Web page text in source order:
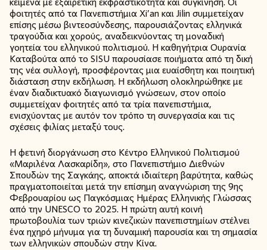
φοιτητές από τα Πανεπιστήμια Xi’an και Jilin συμμετείχαν
επίσης μέσω βιντεοσύνδεσης, παρουσιάζοντας ελληνικά
τραγούδια και χορούς, αναδεικνύοντας τη μοναδική
γοητεία του ελληνικού πολιτισμού. Η καθηγήτρια Ουρανία
Καταβούτα από το SISU παρουσίασε ποιήματα από τη δική
της νέα συλλογή, προσφέροντας μια ευαίσθητη και ποιητική
διάσταση στην εκδήλωση. Η εκδήλωση ολοκληρώθηκε με
έναν διαδικτυακό διαγωνισμό γνώσεων, στον οποίο
συμμετείχαν φοιτητές από τα τρία πανεπιστήμια,
ενισχύοντας με αυτόν τον τρόπο τη συνεργασία και τις
σχέσεις φιλίας μεταξύ τους.
Η φετινή διοργάνωση στο Κέντρο Ελληνικού Πολιτισμού
«Μαριλένα Λασκαρίδη», στο Πανεπιστήμιο Διεθνών
Σπουδών της Σαγκάης, αποκτά ιδιαίτερη βαρύτητα, καθώς
πραγματοποιείται μετά την επίσημη αναγνώριση της 9ης
Φεβρουαρίου ως Παγκόσμιας Ημέρας Ελληνικής Γλώσσας
από την UNESCO το 2025. Η πρώτη αυτή κοινή
πρωτοβουλία των τριών κινεζικών πανεπιστημίων στέλνει
ένα ηχηρό μήνυμα για τη δυναμική παρουσία και τη σημασία
των ελληνικών σπουδών στην Κίνα.